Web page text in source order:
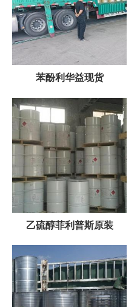
苯酚利华益现货
乙硫醇菲利普斯原装